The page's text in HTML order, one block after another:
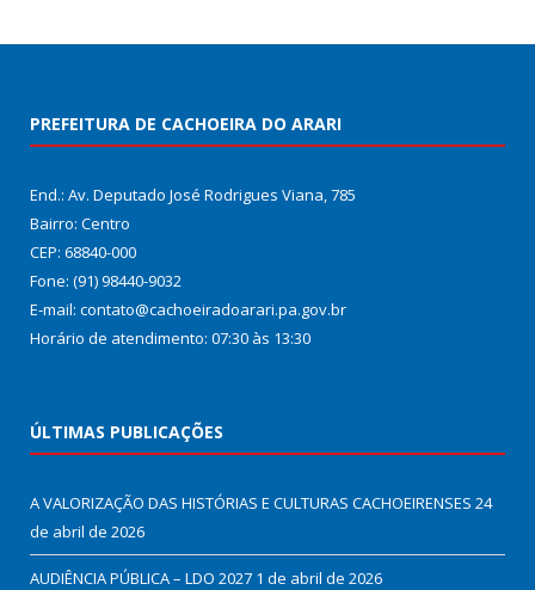
PREFEITURA DE CACHOEIRA DO ARARI
End.: Av. Deputado José Rodrigues Viana, 785
Bairro: Centro
CEP: 68840-000
Fone: (91) 98440-9032
E-mail: contato@cachoeiradoarari.pa.gov.br
Horário de atendimento: 07:30 às 13:30
ÚLTIMAS PUBLICAÇÕES
A VALORIZAÇÃO DAS HISTÓRIAS E CULTURAS CACHOEIRENSES 24
de abril de 2026
AUDIÊNCIA PÚBLICA – LDO 2027 1 de abril de 2026